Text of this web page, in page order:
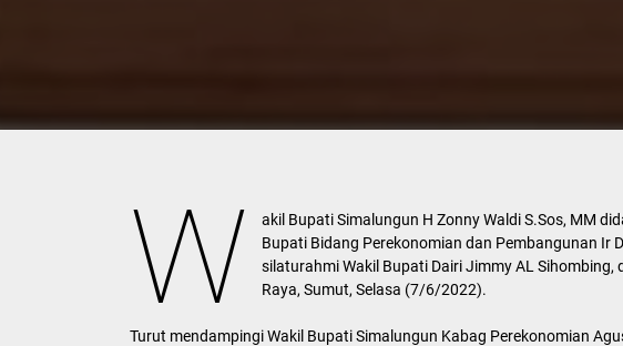
W
akil Bupati Simalungun H Zonny Waldi S.Sos, MM
Bupati Bidang Perekonomian dan Pembangunan Ir
silaturahmi Wakil Bupati Dairi Jimmy AL
Raya, Sumut, Selasa (7/6/2022).
Turut mendampingi Wakil Bupati Simalungun Kabag Perekonomian